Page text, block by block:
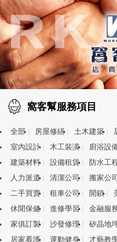
窩客幫服務項目
全部 房屋修繕 土木建築
室內設計
木工裝潢 廚浴設
建築材料
設備租賃 防水工
人力派遣
清潔公司 搬家公
二手買賣
租車公司 開鎖
休閒保健
進修學習 金融服
家俱訂製
沙發修理 矽晶地
居家看護
運動健身 才藝教